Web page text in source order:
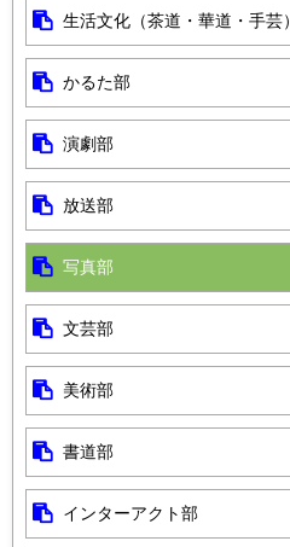
生活文化（茶道・華道・手芸
かるた部
演劇部
放送部
写真部
文芸部
美術部
書道部
インターアクト部